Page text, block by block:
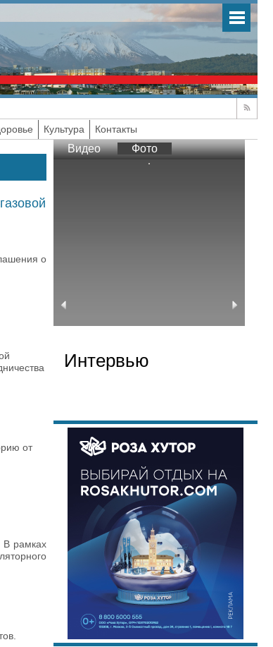
Культура Контакты
о
от
В рамках
Видео Фото
Интервью